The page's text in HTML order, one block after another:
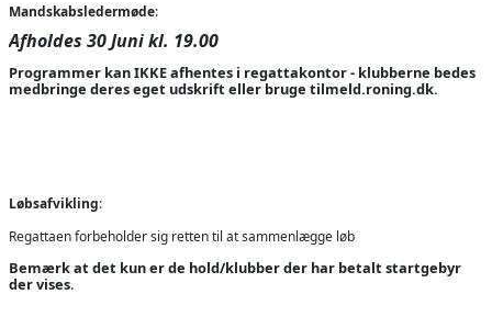
Mandskabsledermøde:
Afholdes 30 Juni kl. 19.00
Programmer kan IKKE afhentes i regattakontor - klubberne bedes
medbringe deres eget udskrift eller bruge tilmeld.roning.dk.
Løbsafvikling:
Regattaen forbeholder sig retten til at sammenlægge løb
Bemærk at det kun er de hold/klubber der har betalt startgebyr
der vises.